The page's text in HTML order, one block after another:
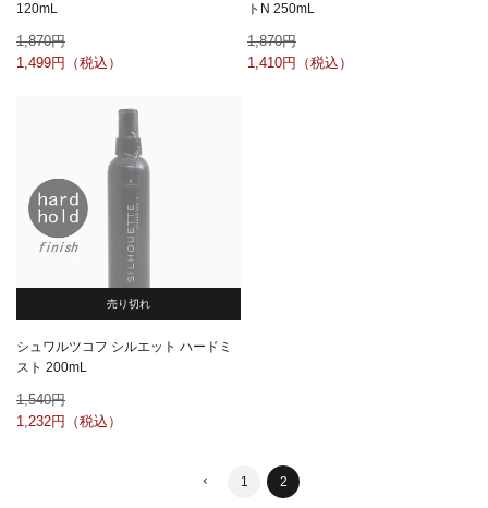
120mL
1,870
1,499
トN 250mL
1,870
1,410
売り切れ
シュワルツコフ シルエット ハードミ
スト 200mL
1,540
1,232
1 2